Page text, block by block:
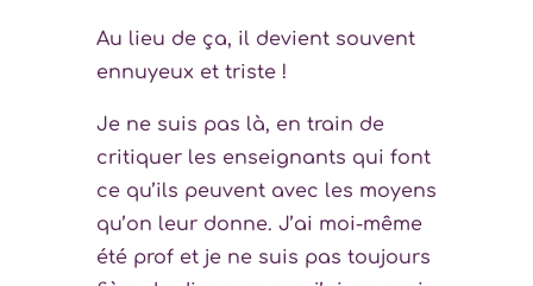
Au lieu de ça, il devient souvent
ennuyeux et triste !
Je ne suis pas là, en train de
critiquer les enseignants qui font
ce qu’ils peuvent avec les moyens
qu’on leur donne. J’ai moi-même
été prof et je ne suis pas toujours